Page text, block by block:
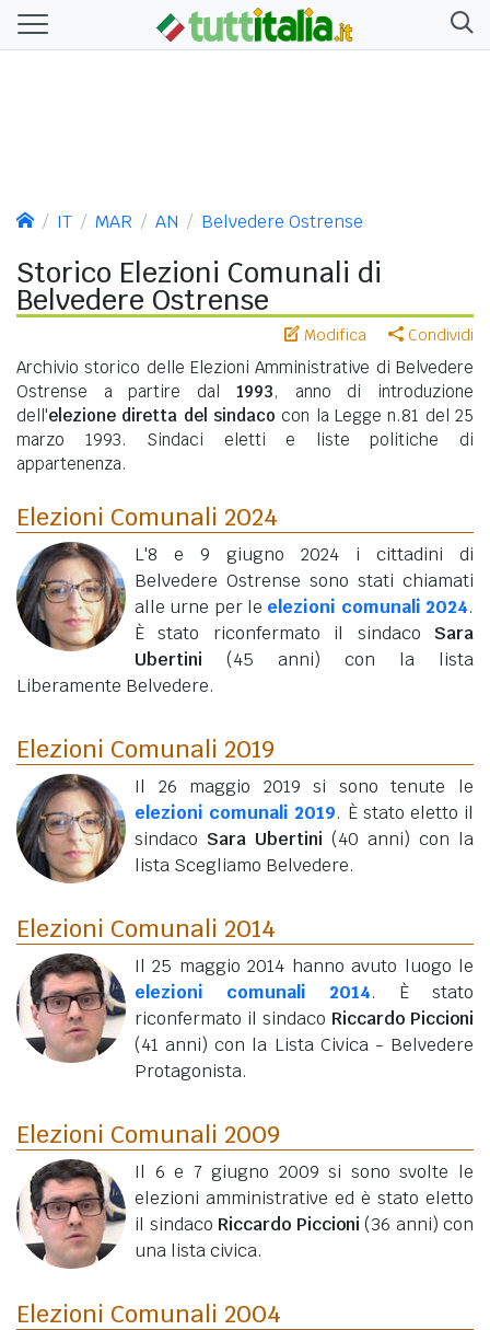
IT MAR AN Belvedere Ostrense
Storico Elezioni Comunali di
Belvedere Ostrense
Modifica Condividi
Archivio storico delle Elezioni Amministrative di Belvedere
Ostrense a partire dal 1993, anno di introduzione
dell'elezione diretta del sindaco con la Legge n.81 del 25
marzo 1993. Sindaci eletti e liste politiche di
appartenenza.
Elezioni Comunali 2024
L'8 e 9 giugno 2024 i cittadini di
Belvedere Ostrense sono stati chiamati
alle urne per le elezioni comunali 2024.
È stato riconfermato il sindaco Sara
Ubertini
(45 anni) con la lista
Liberamente Belvedere.
Elezioni Comunali 2019
Il 26 maggio 2019 si sono tenute le
elezioni comunali 2019. È stato eletto il
sindaco Sara Ubertini (40 anni) con la
lista Scegliamo Belvedere.
Elezioni Comunali 2014
Il 25 maggio 2014 hanno avuto luogo le
elezioni comunali 2014. È stato
riconfermato il sindaco Riccardo Piccioni
(41 anni) con la Lista Civica - Belvedere
Protagonista.
Elezioni Comunali 2009
Il 6 e 7 giugno 2009 si sono svolte le
elezioni amministrative ed è stato eletto
il sindaco Riccardo Piccioni (36 anni) con
una lista civica.
Elezioni Comunali 2004